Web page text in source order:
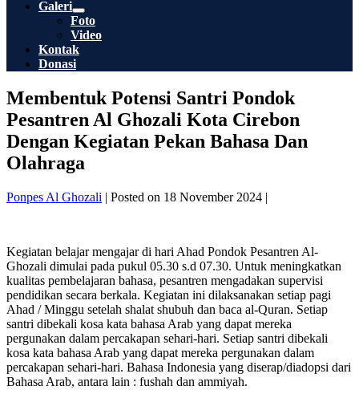
Galeri
Menu
Toggle
Foto
Video
Kontak
Donasi
Membentuk Potensi Santri Pondok
Pesantren Al Ghozali Kota Cirebon
Dengan Kegiatan Pekan Bahasa Dan
Olahraga
Ponpes Al Ghozali | Posted on 18 November 2024 |
Kegiatan belajar mengajar di hari Ahad Pondok Pesantren Al-
Ghozali dimulai pada pukul 05.30 s.d 07.30. Untuk meningkatkan
kualitas pembelajaran bahasa, pesantren mengadakan supervisi
pendidikan secara berkala. Kegiatan ini dilaksanakan setiap pagi
Ahad / Minggu setelah shalat shubuh dan baca al-Quran. Setiap
santri dibekali kosa kata bahasa Arab yang dapat mereka
pergunakan dalam percakapan sehari-hari. Setiap santri dibekali
kosa kata bahasa Arab yang dapat mereka pergunakan dalam
percakapan sehari-hari. Bahasa Indonesia yang diserap/diadopsi dari
Bahasa Arab, antara lain : fushah dan ammiyah.